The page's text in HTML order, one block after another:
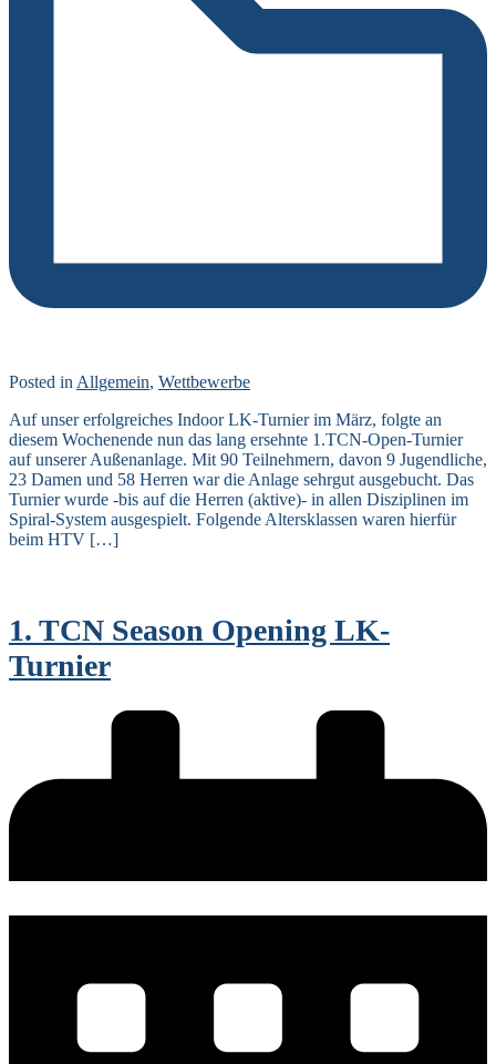
Posted in Allgemein, Wettbewerbe
Auf unser erfolgreiches Indoor LK-Turnier im März, folgte an
diesem Wochenende nun das lang ersehnte 1.TCN-Open-Turnier
auf unserer Außenanlage. Mit 90 Teilnehmern, davon 9 Jugendliche,
23 Damen und 58 Herren war die Anlage sehrgut ausgebucht. Das
Turnier wurde -bis auf die Herren (aktive)- in allen Disziplinen im
Spiral-System ausgespielt. Folgende Altersklassen waren hierfür
beim HTV […]
1. TCN Season Opening LK-
Turnier